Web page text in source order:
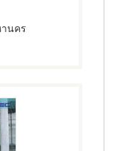
นคร